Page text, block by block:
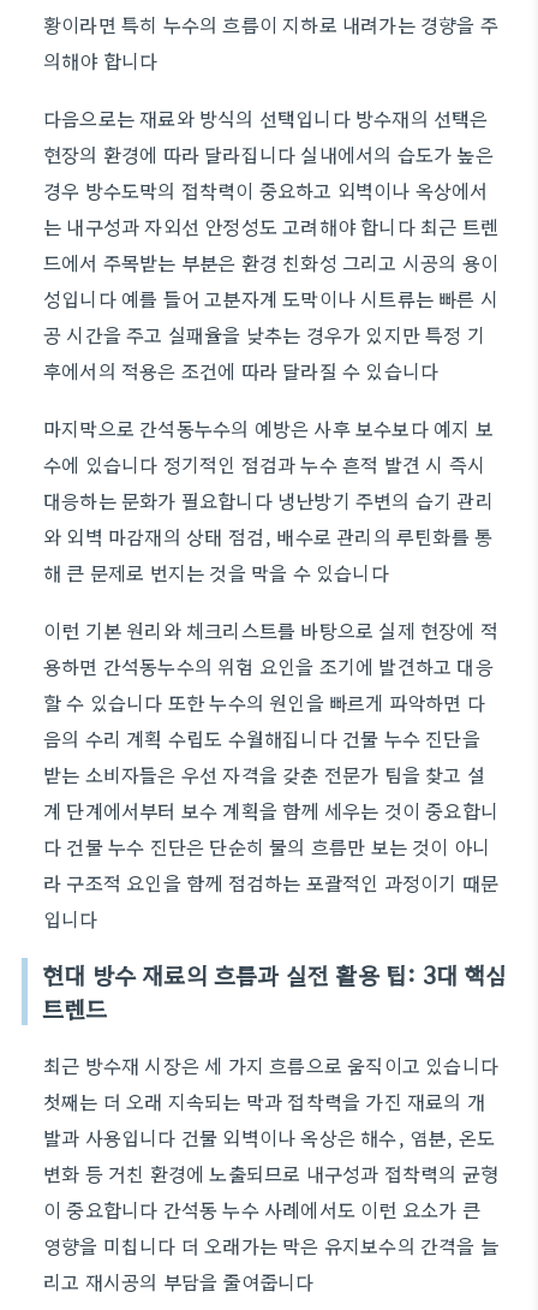
황이라면 특히 누수의 흐름이 지하로 내려가는 경향을 주
의해야 합니다
다음으로는 재료와 방식의 선택입니다 방수재의 선택은
현장의 환경에 따라 달라집니다 실내에서의 습도가 높은
경우 방수도막의 접착력이 중요하고 외벽이나 옥상에서
는 내구성과 자외선 안정성도 고려해야 합니다 최근 트렌
드에서 주목받는 부분은 환경 친화성 그리고 시공의 용이
성입니다 예를 들어 고분자계 도막이나 시트류는 빠른 시
공 시간을 주고 실패율을 낮추는 경우가 있지만 특정 기
후에서의 적용은 조건에 따라 달라질 수 있습니다
마지막으로 간석동누수의 예방은 사후 보수보다 예지 보
수에 있습니다 정기적인 점검과 누수 흔적 발견 시 즉시
대응하는 문화가 필요합니다 냉난방기 주변의 습기 관리
와 외벽 마감재의 상태 점검, 배수로 관리의 루틴화를 통
해 큰 문제로 번지는 것을 막을 수 있습니다
이런 기본 원리와 체크리스트를 바탕으로 실제 현장에 적
용하면 간석동누수의 위험 요인을 조기에 발견하고 대응
할 수 있습니다 또한 누수의 원인을 빠르게 파악하면 다
음의 수리 계획 수립도 수월해집니다 건물 누수 진단을
받는 소비자들은 우선 자격을 갖춘 전문가 팀을 찾고 설
계 단계에서부터 보수 계획을 함께 세우는 것이 중요합니
다 건물 누수 진단은 단순히 물의 흐름만 보는 것이 아니
라 구조적 요인을 함께 점검하는 포괄적인 과정이기 때문
입니다
현대 방수 재료의 흐름과 실전 활용 팁: 3대 핵심
트렌드
최근 방수재 시장은 세 가지 흐름으로 움직이고 있습니다
첫째는 더 오래 지속되는 막과 접착력을 가진 재료의 개
발과 사용입니다 건물 외벽이나 옥상은 해수, 염분, 온도
변화 등 거친 환경에 노출되므로 내구성과 접착력의 균형
이 중요합니다 간석동 누수 사례에서도 이런 요소가 큰
영향을 미칩니다 더 오래가는 막은 유지보수의 간격을 늘
리고 재시공의 부담을 줄여줍니다